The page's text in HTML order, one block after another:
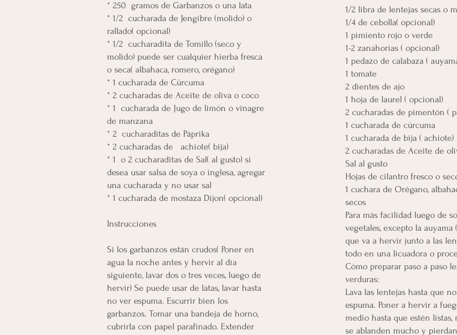
* 250 gramos de Garbanzos o una lata
* 1/2 cucharada de Jengibre (molido) o
rallado( opcional)
* 1/2 cucharadita de Tomillo (seco y
molido) puede ser cualquier hierba fresca
o seca( albahaca, romero, orégano)
* 1 cucharada de Cúrcuma
* 2 cucharadas de Aceite de oliva o coco
* 1 cucharada de Jugo de limón o vinagre
de manzana
* 2 cucharaditas de Páprika
* 2 cucharadas de achiote( bija)
* 1 o 2 cucharaditas de Sal( al gusto) si
desea usar salsa de soya o inglesa, agregar
una cucharada y no usar sal
* 1 cucharada de mostaza Dijon( opcional)
Instrucciones
Si los garbanzos están crudos( Poner en
agua la noche antes y hervir al día
siguiente, lavar dos o tres veces, luego de
hervir) Se puede usar de latas, lavar hasta
no ver espuma. Escurrir bien los
garbanzos. Tomar una bandeja de horno,
cubrirla con papel parafinado. Extender
1/2 libra de lentejas secas o
1/4 de cebolla( opcional)
1 pimiento rojo o verde
1-2 zanahorias ( opcional)
1 pedazo de calabaza (
1 tomate
2 dientes de ajo
1 hoja de laurel ( opcional)
2 cucharadas de pimentón (
1 cucharada de cúrcuma
1 cucharada de bija ( achiote)
2 cucharadas de Aceite de
Sal al gusto
Hojas de cilantro fresco o
1 cuchara de Orégano,
secos
Para más facilidad luego de
vegetales, excepto la auyama
que va a hervir junto a las
todo en una licuadora o
Cómo preparar paso a paso
verduras:
Lava las lentejas hasta que no
espuma. Poner a hervir a
medio hasta que estén listas,
se ablanden mucho y